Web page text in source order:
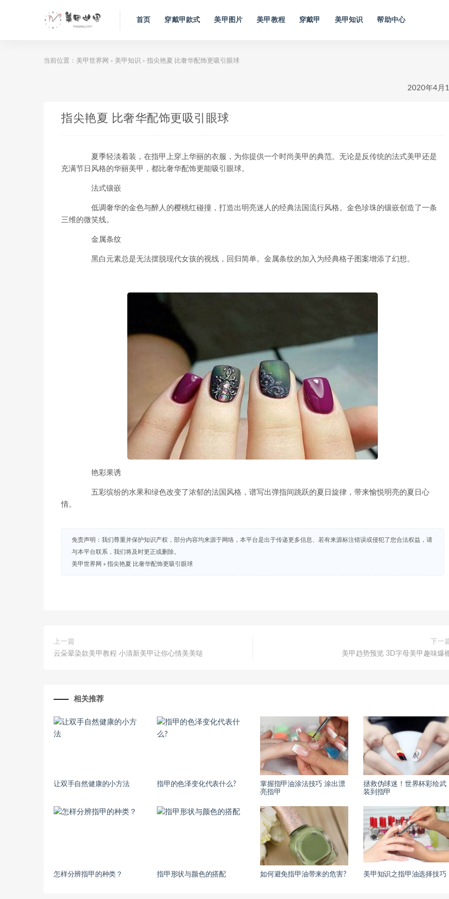
首页 穿戴甲款式 美甲图片 美甲教程 穿戴甲 美甲知识 帮助中心
当前位置： 美甲世界网 > 美甲知识 > 指尖艳夏 比奢华配饰更吸引眼球
2020年4月
指尖艳夏 比奢华配饰更吸引眼球
夏季轻淡着装，在指甲上穿上华丽的衣服，为你提供一个时尚美甲的典范。无论是反传统的法式美甲还是
充满节日风格的华丽美甲，都比奢华配饰更能吸引眼球。
法式镶嵌
低调奢华的金色与醉人的樱桃红碰撞，打造出明亮迷人的经典法国流行风格。金色珍珠的镶嵌创造了一条
三维的微笑线。
金属条纹
黑白元素总是无法摆脱现代女孩的视线，回归简单。金属条纹的加入为经典格子图案增添了幻想。
艳彩果诱
五彩缤纷的水果和绿色改变了浓郁的法国风格，谱写出弹指间跳跃的夏日旋律，带来愉悦明亮的夏日心
情。
免责声明：我们尊重并保护知识产权，部分内容均来源于网络，本平台是出于传递更多信息、若有来源标注错误或侵犯了您合法权益，请
与本平台联系，我们将及时更正或删除。
美甲世界网 » 指尖艳夏 比奢华配饰更吸引眼球
上一篇
云朵晕染款美甲教程 小清新美甲让你心情美美哒
下一
美甲趋势预览 3D字母美甲趣味爆
相关推荐
让双手自然健康的小方法 指甲的色泽变化代表什么?
掌握指甲油涂法技巧 涂出漂
亮指甲
拯救伪球迷！世界杯彩绘武
装到指甲
怎样分辨指甲的种类？ 指甲形状与颜色的搭配 如何避免指甲油带来的危害? 美甲知识之指甲油选择技巧